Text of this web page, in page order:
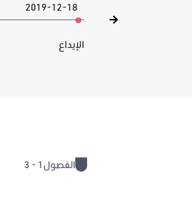
2019-12-18
الإيداع
الفصول1 - 3